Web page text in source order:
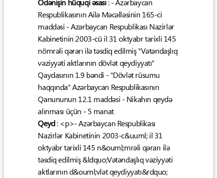
Ödənişin hüquqi əsası: - Azərbaycan
Respublikasının Ailə Məcəlləsinin 165-ci
maddəsi - Azərbaycan Respublikası Nazirlər
Kabinetinin 2003-cü il 31 oktyabr tarixli 145
nömrəli qərarı ilə təsdiq edilmiş "Vətəndaşlıq
vəziyyəti aktlarının dövlət qeydiyyatı"
Qaydasının 1.9 bəndi - "Dövlət rüsumu
haqqında" Azərbaycan Respublikasının
Qanununun 12.1 maddəsi - Nikahın qeydə
alınması üçün - 5 manat
Qeyd: <p>- Azərbaycan Respublikası
Nazirlər Kabinetinin 2003-c&uuml; il 31
oktyabr tarixli 145 n&ouml;mrəli qərarı ilə
təsdiq edilmiş &ldquo;Vətəndaşlıq vəziyyəti
aktlarının d&ouml;vlət qeydiyyatı&rdquo;